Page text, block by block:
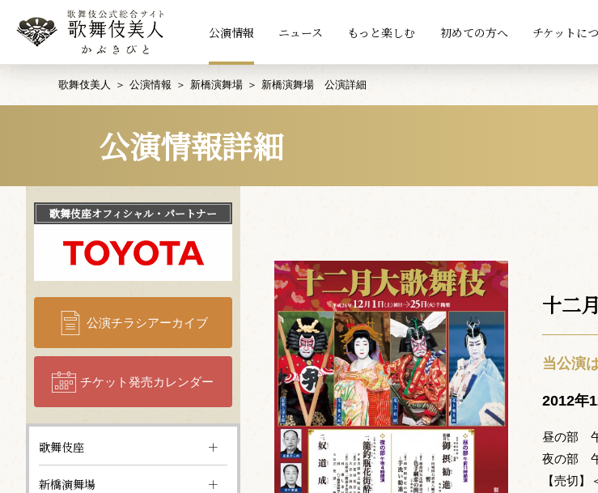
公演情報 ニュース もっと楽しむ 初めての方へ チケットに
歌舞伎美人 公演情報 新橋演舞場 新橋演舞場 公演詳細
公演情報詳細
十二
当公演
2012年
昼の部
夜の部
【売切】
歌舞伎座オフィシャル・パートナー
公演チラシアーカイブ
チケット発売カレンダー
歌舞伎座
新橋演舞場